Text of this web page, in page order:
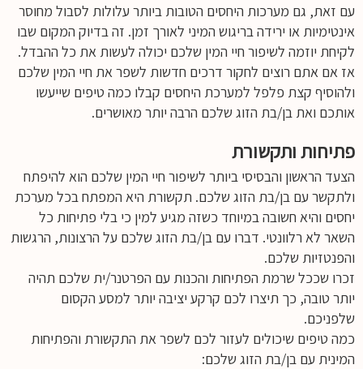
עם זאת, גם מערכות היחסים הטובות ביותר עלולות לסבול מחוסר
אינטימיות או ירידה בריגוש המיני לאורך זמן. זה בדיוק המקום שבו
לקיחת יוזמה לשיפור חיי המין שלכם יכולה לעשות את כל ההבדל.
אז אם אתם רוצים לחקור דרכים חדשות לשפר את חיי המין שלכם
ולהוסיף קצת פלפל למערכת היחסים קבלו כמה טיפים שייעשו
אותכם ואת בן/בת הזוג שלכם הרבה יותר מאושרים.
פתיחות ותקשורת
הצעד הראשון והבסיסי ביותר לשיפור חיי המין שלכם הוא להיפתח
ולתקשר עם בן/בת הזוג שלכם. תקשורת היא המפתח בכל מערכת
יחסים והיא חשובה במיוחד כשזה מגיע למין כי בלי פתיחות כל
השאר לא רלוונטי. דברו עם בן/בת הזוג שלכם על הרצונות, הרגשות
והפנטזיות שלכם.
זכרו שככל שרמת הפתיחות והכנות עם הפרטנר/ית שלכם תהיה
יותר טובה, כך תיצרו לכם קרקע יציבה יותר למסע הקסום
שלפניכם.
כמה טיפים שיכולים לעזור לכם לשפר את התקשורת והפתיחות
המינית עם בן/בת הזוג שלכם: